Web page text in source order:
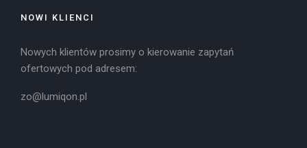
NOWI KLIENCI
Nowych klientów prosimy o kierowanie zapytań
ofertowych pod adresem:
zo@lumiqon.pl